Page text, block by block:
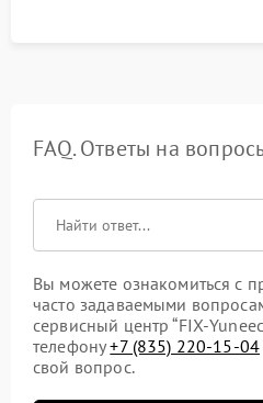
FAQ. Ответы на
Вы можете ознакомиться с
часто задаваемыми
сервисный центр “FIX-
телефону+7 (835) 220-15-04
свой вопрос.